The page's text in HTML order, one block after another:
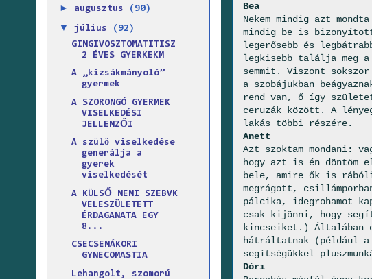
Bea
Nekem mindig azt
mindig be is
legerősebb és
legkisebb találja meg
semmit. Viszont
a szobájukban
rend van, ő így
ceruzák között. A
lakás többi részére.
Anett
Azt szoktam mondani:
hogy azt is én döntöm
bele, amire ők is
megrágott,
pálcika, idegrohamot
csak kijönni, hogy
kincseiket.) Általában
hátráltatnak (például a
segítségükkel
Dóri
► augusztus (90)
▼ július
(92)
GINGIVOSZTOMATITISZ
2 ÉVES GYERKEKM
A „kizsákmányoló”
gyermek
A SZORONGÓ GYERMEK
VISELKEDÉSI
JELLEMZŐI
A szülő viselkedése
generálja a
gyerek
viselkedését
A KÜLSŐ NEMI SZEBVK
VELESZÜLETETT
ÉRDAGANATA EGY
8...
CSECSEMÁKORI
GYNECOMASTIA
Lehangolt, szomorú